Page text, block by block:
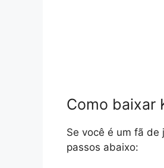
Como baixar
Se você é um fã de
passos abaixo: